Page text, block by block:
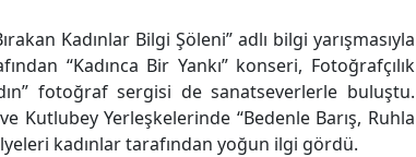
Kadınlar Bilgi Şöleni” adlı bilgi yarışmasıyla
“Kadınca Bir Yankı” konseri, Fotoğrafçılık
fotoğraf sergisi de sanatseverlerle buluştu.
Kutlubey Yerleşkelerinde “Bedenle Barış, Ruhla
kadınlar tarafından yoğun ilgi gördü.